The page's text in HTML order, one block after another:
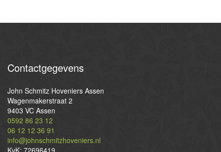
Contactgegevens
John Schmitz Hoveniers Assen
Wagenmakerstraat 2
9403 VC Assen
0592 86 23 12
06 12 12 36 91
info@johnschmitzhoveniers.nl